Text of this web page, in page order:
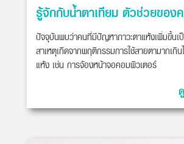
รู้จักกับน้ำตาเทียม ตัวช่วยของ
ปัจจุบันพบว่าคนที่มีปัญหาภาวะตาแห้งเพิ่มขึ้น
สาเหตุเกิดจากพฤติกรรมการใช้สายตามากเกิน
แห้ง เช่น การจ้องหน้าจอคอมพิวเตอร์